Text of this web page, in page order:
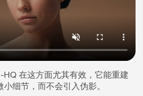
在这方面尤其有效，它能重建
细节，而不会引入伪影。